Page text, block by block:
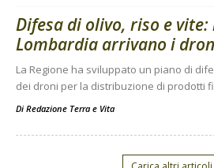
Difesa di olivo, riso e vite:
Lombardia arrivano i
La Regione ha sviluppato un piano di
dei droni per la distribuzione di prodotti
Di Redazione Terra e Vita